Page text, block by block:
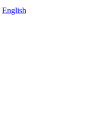
English